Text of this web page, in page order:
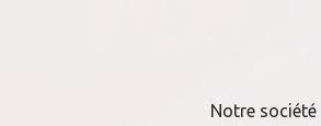
Notre société